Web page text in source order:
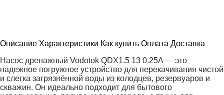
Описание Характеристики Как купить Оплата Доставка
Насос дренажный Vodotok QDX1.5 13 0.25A — это
надежное погружное устройство для перекачивания чистой
и слегка загрязнённой воды из колодцев, резервуаров и
скважин. Он идеально подходит для бытового